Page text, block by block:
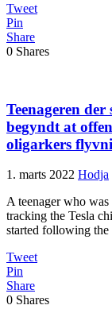
Tweet
Pin
Share
0 Shares
Teenageren
begyndt at
oligarkers
1. marts 2022 Hodja
A teenager who
tracking the Tesla
started following the
Tweet
Pin
Share
0 Shares